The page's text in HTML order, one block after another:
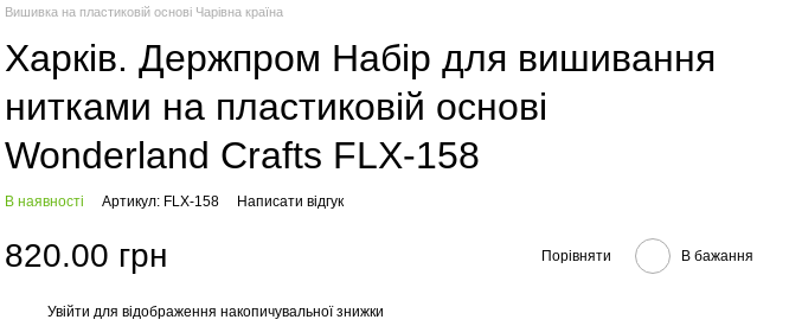
Вишивка на пластиковій основі Чарівна країна
Харків. Держпром Набір для вишивання
нитками на пластиковій основі
Wonderland Сrafts FLX-158
В наявності Артикул: FLX-158 Написати відгук
820.00 грн Порівняти В бажання
Увійти для відображення накопичувальної знижки